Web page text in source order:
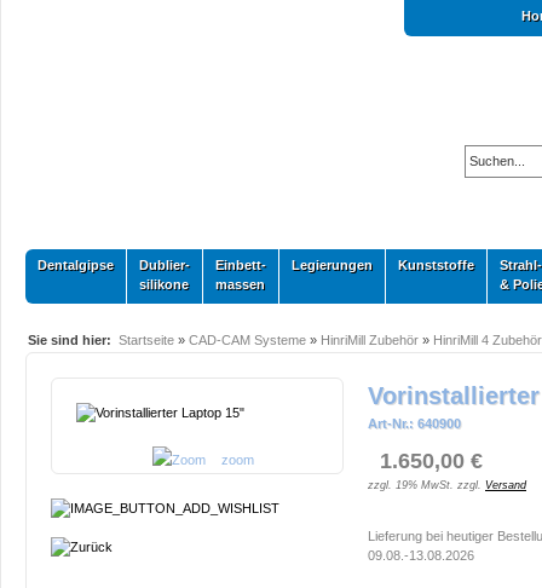
Dentalgipse
Dublier-
silikone
Einbett-
massen
Legierungen Kunststoffe
Strahl-
&
Sie sind hier: Startseite » CAD-CAM Systeme » HinriMill Zubehör » HinriMill 4 Zubehör
zoom
Art-Nr.: 640900
1.650,00 €
zzgl. 19% MwSt. zzgl. Versand
Lieferung bei heutiger
09.08.-13.08.2026